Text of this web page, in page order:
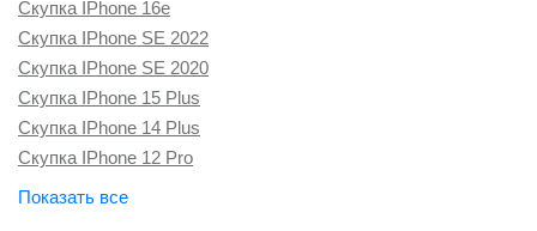
Скупка IPhone 16e
Скупка IPhone SE 2022
Скупка IPhone SE 2020
Скупка IPhone 15 Plus
Скупка IPhone 14 Plus
Скупка IPhone 12 Pro
Скупка IPhone 16 Plus